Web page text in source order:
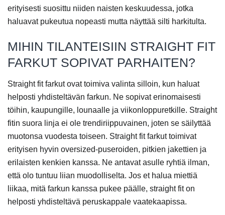
erityisesti suosittu niiden naisten keskuudessa, jotka
haluavat pukeutua nopeasti mutta näyttää silti harkitulta.
MIHIN TILANTEISIIN STRAIGHT FIT
FARKUT SOPIVAT PARHAITEN?
Straight fit farkut ovat toimiva valinta silloin, kun haluat
helposti yhdisteltävän farkun. Ne sopivat erinomaisesti
töihin, kaupungille, lounaalle ja viikonloppuretkille. Straight
fitin suora linja ei ole trendiriippuvainen, joten se säilyttää
muotonsa vuodesta toiseen. Straight fit farkut toimivat
erityisen hyvin oversized-puseroiden, pitkien jakettien ja
erilaisten kenkien kanssa. Ne antavat asulle ryhtiä ilman,
että olo tuntuu liian muodolliselta. Jos et halua miettiä
liikaa, mitä farkun kanssa pukee päälle, straight fit on
helposti yhdisteltävä peruskappale vaatekaapissa.